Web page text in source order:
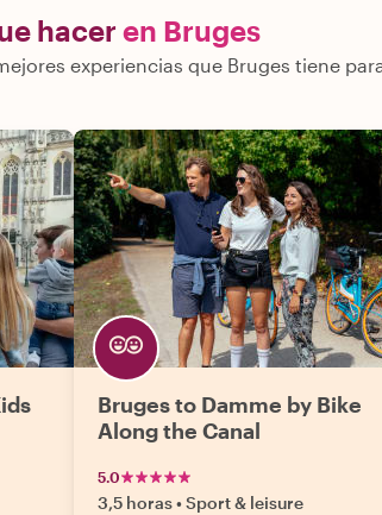
hacer en Bruges
experiencias que Bruges tiene
Bruges to Damme by Bike
Along the Canal
5.0
3,5 horas•Sport & leisure